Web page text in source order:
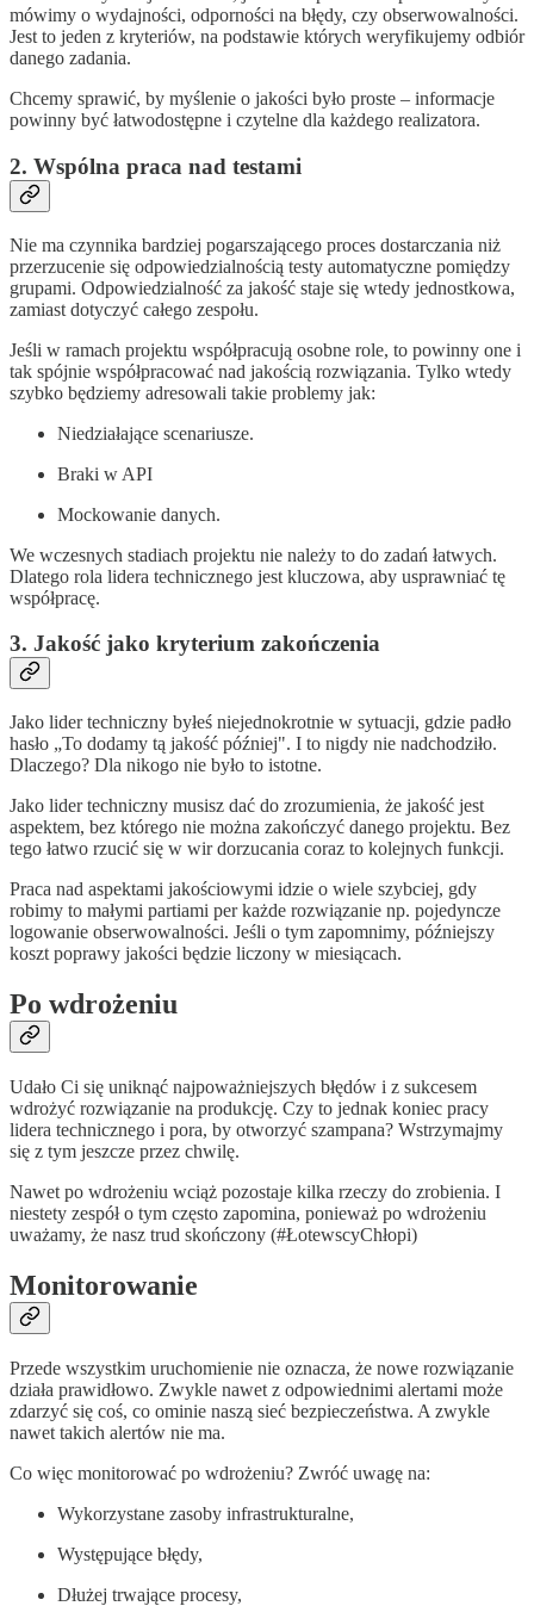
mówimy o wydajności, odporności na błędy, czy obserwowalności.
Jest to jeden z kryteriów, na podstawie których weryfikujemy odbiór
danego zadania.
Chcemy sprawić, by myślenie o jakości było proste – informacje
powinny być łatwodostępne i czytelne dla każdego realizatora.
2. Wspólna praca nad testami
Nie ma czynnika bardziej pogarszającego proces dostarczania niż
przerzucenie się odpowiedzialnością testy automatyczne pomiędzy
grupami. Odpowiedzialność za jakość staje się wtedy jednostkowa,
zamiast dotyczyć całego zespołu.
Jeśli w ramach projektu współpracują osobne role, to powinny one i
tak spójnie współpracować nad jakością rozwiązania. Tylko wtedy
szybko będziemy adresowali takie problemy jak:
Niedziałające scenariusze.
Braki w API
Mockowanie danych.
We wczesnych stadiach projektu nie należy to do zadań łatwych.
Dlatego rola lidera technicznego jest kluczowa, aby usprawniać tę
współpracę.
3. Jakość jako kryterium zakończenia
Jako lider techniczny byłeś niejednokrotnie w sytuacji, gdzie padło
hasło „To dodamy tą jakość później". I to nigdy nie nadchodziło.
Dlaczego? Dla nikogo nie było to istotne.
Jako lider techniczny musisz dać do zrozumienia, że jakość jest
aspektem, bez którego nie można zakończyć danego projektu. Bez
tego łatwo rzucić się w wir dorzucania coraz to kolejnych funkcji.
Praca nad aspektami jakościowymi idzie o wiele szybciej, gdy
robimy to małymi partiami per każde rozwiązanie np. pojedyncze
logowanie obserwowalności. Jeśli o tym zapomnimy, późniejszy
koszt poprawy jakości będzie liczony w miesiącach.
Po wdrożeniu
Udało Ci się uniknąć najpoważniejszych błędów i z sukcesem
wdrożyć rozwiązanie na produkcję. Czy to jednak koniec pracy
lidera technicznego i pora, by otworzyć szampana? Wstrzymajmy
się z tym jeszcze przez chwilę.
Nawet po wdrożeniu wciąż pozostaje kilka rzeczy do zrobienia. I
niestety zespół o tym często zapomina, ponieważ po wdrożeniu
uważamy, że nasz trud skończony (#ŁotewscyChłopi)
Monitorowanie
Przede wszystkim uruchomienie nie oznacza, że nowe rozwiązanie
działa prawidłowo. Zwykle nawet z odpowiednimi alertami może
zdarzyć się coś, co ominie naszą sieć bezpieczeństwa. A zwykle
nawet takich alertów nie ma.
Co więc monitorować po wdrożeniu? Zwróć uwagę na:
Wykorzystane zasoby infrastrukturalne,
Występujące błędy,
Dłużej trwające procesy,